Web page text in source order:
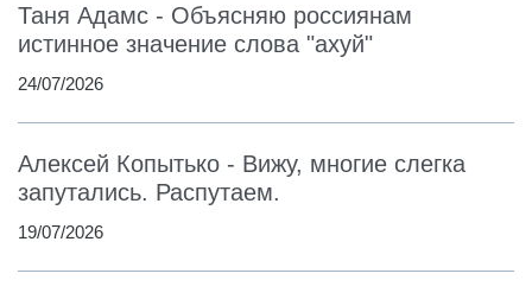
Таня Адамс - Объясняю россиянам
истинное значение слова "ахуй"
24/07/2026
Алексей Копытько - Вижу, многие слегка
запутались. Распутаем.
19/07/2026